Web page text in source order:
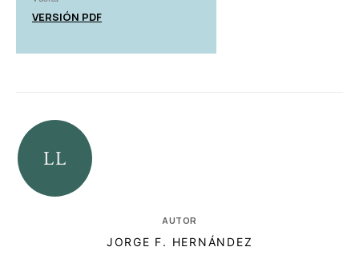
VERSIÓN PDF
AUTOR
JORGE F. HERNÁNDEZ